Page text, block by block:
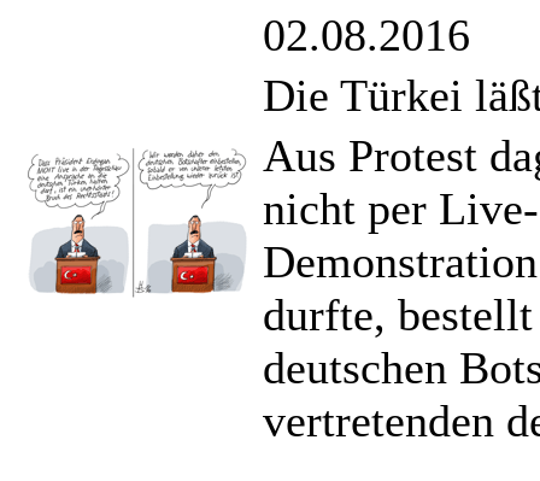
02.08.2016
Die Türkei
Aus Protest
nicht per
durfte,
deutschen
vertretenden